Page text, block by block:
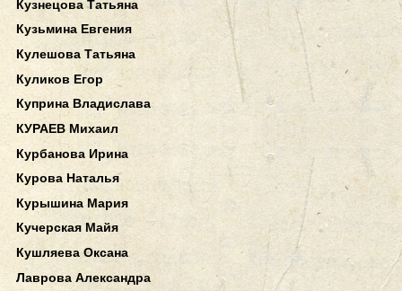
Кузнецова Татьяна
Кузьмина Евгения
Кулешова Татьяна
Куликов Егор
Куприна Владислава
КУРАЕВ Михаил
Курбанова Ирина
Курова Наталья
Курышина Мария
Кучерская Майя
Кушляева Оксана
Лаврова Александра